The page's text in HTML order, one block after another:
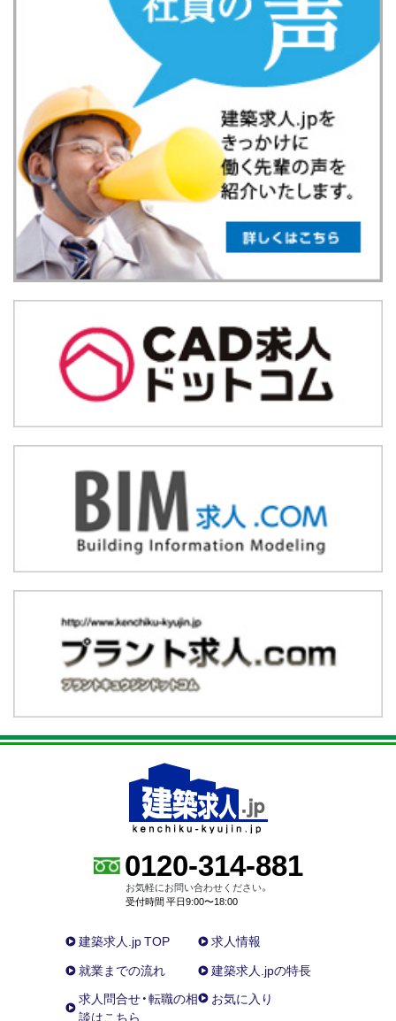
0120-314-881
お気軽にお問い合わせください。
受付時間 平日9:00〜18:00
建築求人.jp TOP
求人情報
就業までの流れ
建築求人.jpの特長
求人問合せ・転職の相
談はこちら
お気に入り